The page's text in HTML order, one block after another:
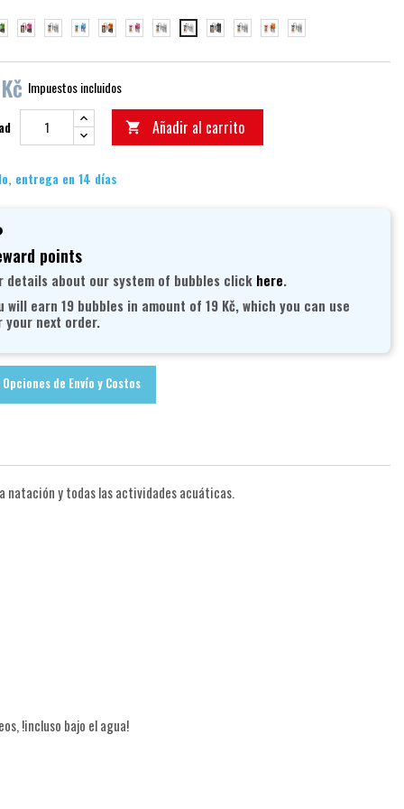
růžováfialovábílá/modráoranžovábílá/růžovábílá/zelenábílá/černá
černá maskáčovábílá/oranžová
fialová/bílá
Impuestos incluidos
 Añadir al carrito
entrega en 14 días
points
details about our system of bubbles click here.
will earn 19 bubbles in amount of 19 Kč, which you can use
your next order.
Opciones de Envío y Costos
natación y todas las actividades acuáticas.
!incluso bajo el agua!